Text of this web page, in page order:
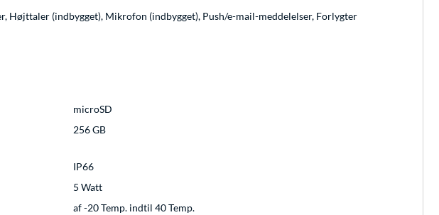
Højttaler (indbygget), Mikrofon (indbygget), Push/e-mail-meddelelser, Forlygter
microSD
256 GB
IP66
5 Watt
af -20 Temp. indtil 40 Temp.